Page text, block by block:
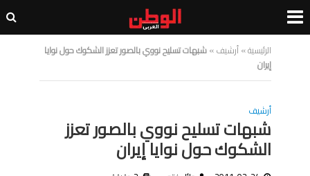
الرئيسية»أرشيف»شبهات تسليح نووي بالصور تعزز الشكوك حول نوايا
إيران
أرشيف
شبهات تسليح نووي بالصور تعزز
الشكوك حول نوايا إيران